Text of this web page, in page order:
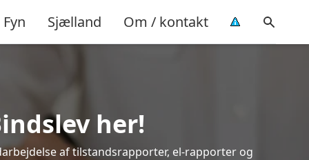
Fyn Sjælland Om / kontakt
her!
af tilstandsrapporter, el-rapporter og